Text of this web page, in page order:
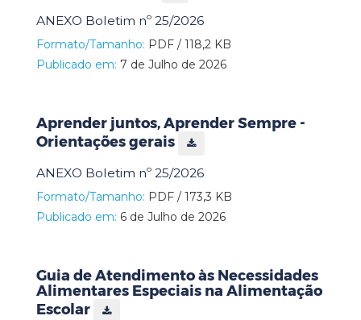
ANEXO Boletim nº 25/2026
Formato/Tamanho: PDF / 118,2 KB
Publicado em: 7 de Julho de 2026
Aprender juntos, Aprender Sempre -
Orientações gerais
ANEXO Boletim nº 25/2026
Formato/Tamanho: PDF / 173,3 KB
Publicado em: 6 de Julho de 2026
Guia de Atendimento às Necessidades
Alimentares Especiais na Alimentação
Escolar